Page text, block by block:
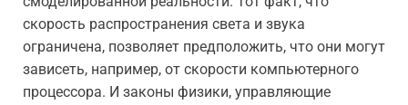
скорость распространения света и звука
ограничена, позволяет предположить, что они могут
зависеть, например, от скорости компьютерного
процессора. И законы физики, управляющие